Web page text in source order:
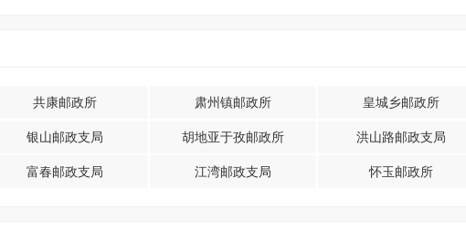
共康邮政所 肃州镇邮政所 皇城乡邮政所
银山邮政支局 胡地亚于孜邮政所 洪山路邮政支局
富春邮政支局 江湾邮政支局 怀玉邮政所